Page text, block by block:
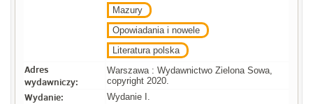
Mazury
Opowiadania i nowele
Literatura polska
Adres
wydawniczy:
Warszawa : Wydawnictwo Zielona Sowa,
copyright 2020.
Wydanie: Wydanie I.